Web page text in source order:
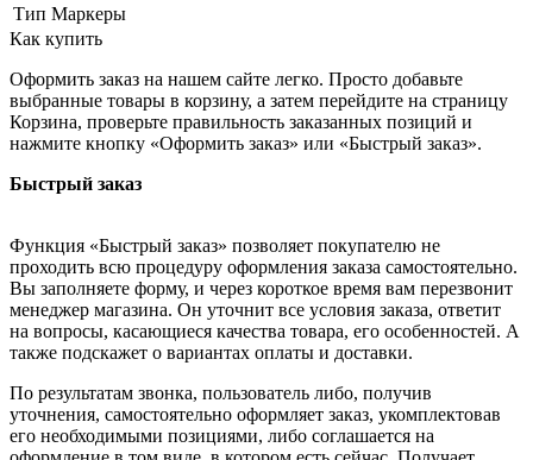
Тип Маркеры
Как купить
Оформить заказ на нашем сайте легко. Просто добавьте
выбранные товары в корзину, а затем перейдите на страницу
Корзина, проверьте правильность заказанных позиций и
нажмите кнопку «Оформить заказ» или «Быстрый заказ».
Быстрый заказ
Функция «Быстрый заказ» позволяет покупателю не
проходить всю процедуру оформления заказа самостоятельно.
Вы заполняете форму, и через короткое время вам перезвонит
менеджер магазина. Он уточнит все условия заказа, ответит
на вопросы, касающиеся качества товара, его особенностей. А
также подскажет о вариантах оплаты и доставки.
По результатам звонка, пользователь либо, получив
уточнения, самостоятельно оформляет заказ, укомплектовав
его необходимыми позициями, либо соглашается на